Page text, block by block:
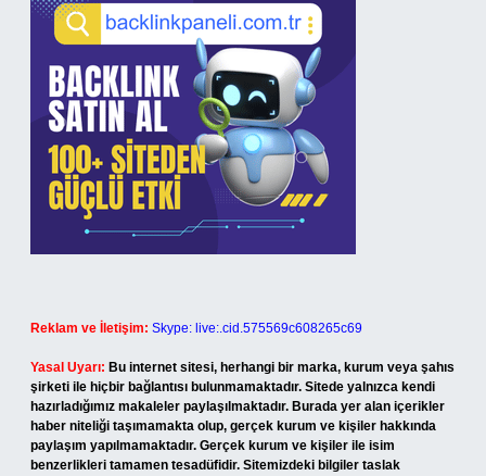
Reklam ve İletişim: Skype: live:.cid.575569c608265c69
Yasal Uyarı: Bu internet sitesi, herhangi bir marka, kurum veya şahıs
şirketi ile hiçbir bağlantısı bulunmamaktadır. Sitede yalnızca kendi
hazırladığımız makaleler paylaşılmaktadır. Burada yer alan içerikler
haber niteliği taşımamakta olup, gerçek kurum ve kişiler hakkında
paylaşım yapılmamaktadır. Gerçek kurum ve kişiler ile isim
benzerlikleri tamamen tesadüfidir. Sitemizdeki bilgiler taslak